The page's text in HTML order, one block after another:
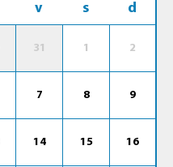
v s d
31 1 2
7 8 9
14 15 16